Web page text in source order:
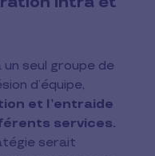
seul groupe de
d’équipe,
et l’entraide
services.
serait